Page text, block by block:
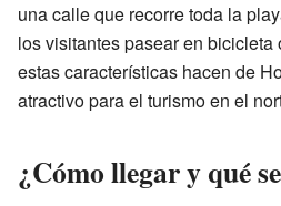
una calle que recorre toda la
los visitantes pasear en bicicleta
estas características hacen de
atractivo para el turismo en el
¿Cómo llegar y qué